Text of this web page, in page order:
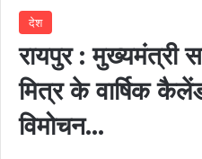
देश
रायपुर : मुख्यमंत्री
मित्र के वार्षिक
विमोचन…